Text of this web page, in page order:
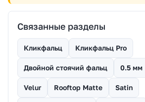
Связанные разделы
Кликфальц Кликфальц Pro
Двойной стоячий фальц 0.5 мм
Velur Rooftop Matte Satin